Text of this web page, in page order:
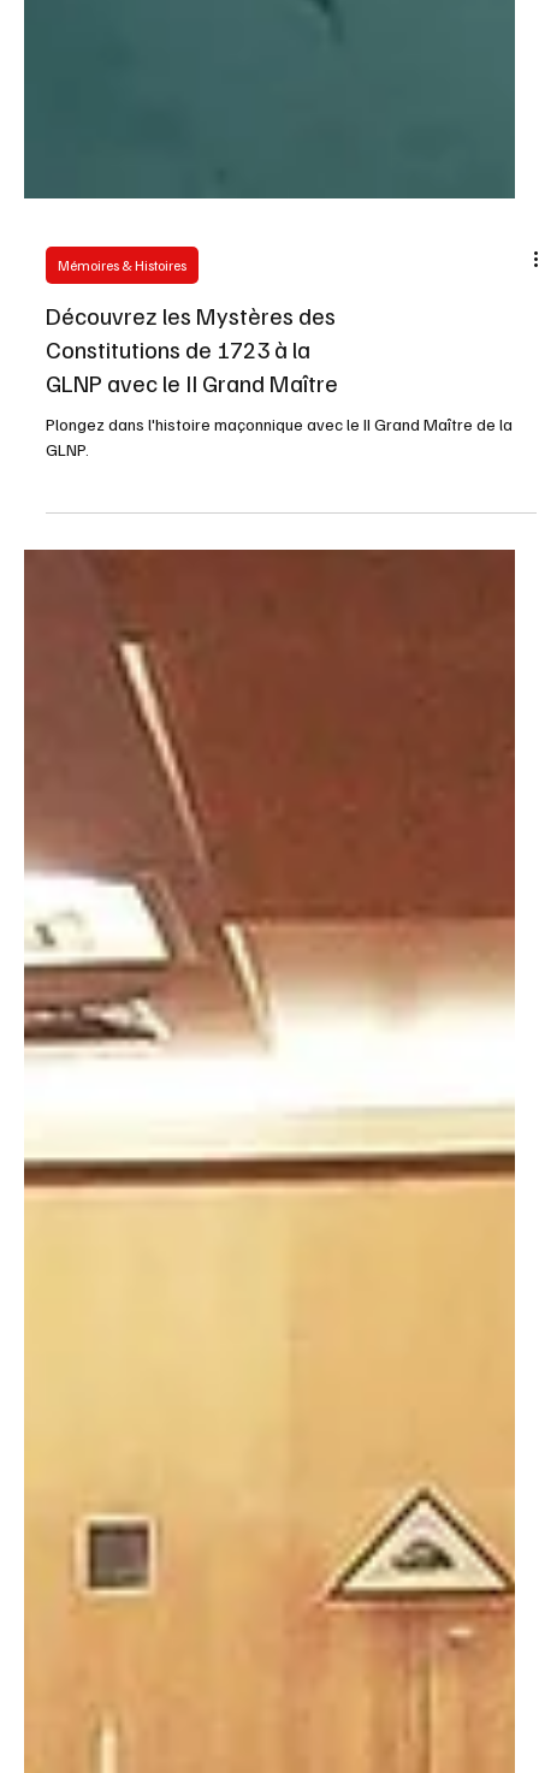
Mémoires & Histoires
Découvrez les Mystères des
Constitutions de 1723 à la
GLNP avec le II Grand Maître
Plongez dans l'histoire maçonnique avec le II Grand Maître de la